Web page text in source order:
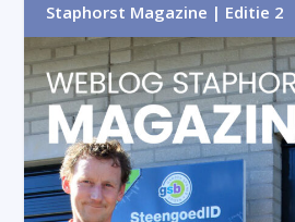
Staphorst Magazine | Editie 2